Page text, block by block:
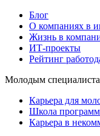
Блог
О компаниях в
Жизнь в
ИТ-проекты
Рейтинг
Молодым
Карьера для
Школа
Карьера в